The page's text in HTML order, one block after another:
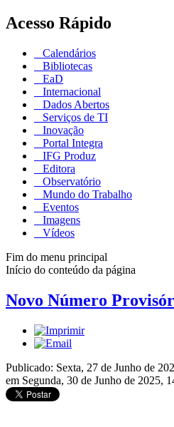
Acesso Rápido
Calendários
Bibliotecas
EaD
Internacional
Dados Abertos
Serviços de TI
Inovação
Portal Integra
IFG Produz
Editora
Observatório
Mundo do Trabalho
Eventos
Imagens
Vídeos
Fim do menu principal
Início do conteúdo da página
Novo Número
Publicado: Sexta, 27 de Junho de
em Segunda, 30 de Junho de 2025,